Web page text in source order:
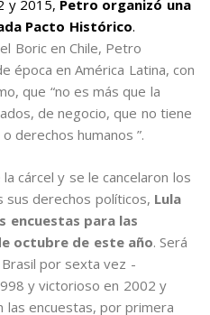
y 2015, Petro organizó una
Pacto Histórico.
Boric en Chile, Petro
época en América Latina, con
que “no es más que la
de negocio, que no tiene
derechos humanos ”.
cárcel y se le cancelaron los
derechos políticos, Lula
encuestas para las
octubre de este año. Será
por sexta vez -
y victorioso en 2002 y
las encuestas, por primera